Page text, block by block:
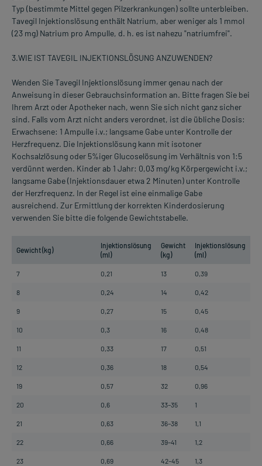
Typ (bestimmte Mittel gegen Pilzerkrankungen) sollte unterbleiben.
Tavegil Injektionslösung enthält Natrium, aber weniger als 1 mmol
(23 mg) Natrium pro Ampulle, d. h. es ist nahezu "natriumfrei".
3.WIE IST TAVEGIL INJEKTIONSLÖSUNG ANZUWENDEN?
Wenden Sie Tavegil Injektionslösung immer genau nach der
Anweisung in dieser Gebrauchsinformation an. Bitte fragen Sie bei
Ihrem Arzt oder Apotheker nach, wenn Sie sich nicht ganz sicher
sind. Falls vom Arzt nicht anders verordnet, ist die übliche Dosis:
Erwachsene: 1 Ampulle i.v.; langsame Gabe unter Kontrolle der
Herzfrequenz. Die Injektionslösung kann mit isotoner
Kochsalzlösung oder 5%iger Glucoselösung im Verhältnis von 1:5
verdünnt werden. Kinder ab 1 Jahr: 0,03 mg/kg Körpergewicht i.v.;
langsame Gabe (Injektionsdauer etwa 2 Minuten) unter Kontrolle
der Herzfrequenz. In der Regel ist eine einmalige Gabe
ausreichend. Zur Ermittlung der korrekten Kinderdosierung
verwenden Sie bitte die folgende Gewichtstabelle.
Gewicht (kg)
Injektionslösung
(ml)
Gewicht
(kg)
Injektionslösung
(ml)
7 0,21 13 0,39
8 0,24 14 0,42
9 0,27 15 0,45
10 0,3 16 0,48
11 0,33 17 0,51
12 0,36 18 0,54
19 0,57 32 0,96
20 0,6 33–35 1
21 0,63 36–38 1,1
22 0,66 39–41 1,2
23 0,69 42–45 1,3